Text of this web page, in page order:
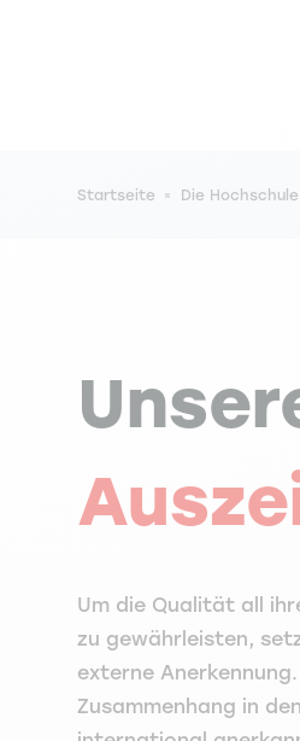
Pfadnavigation
Startseite Die Hochschule
Um die Qualität all
zu gewährleisten,
externe
Zusammenhang in